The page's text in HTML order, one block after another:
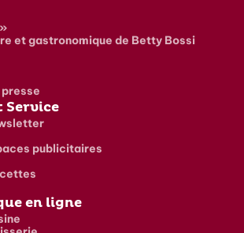
et gastronomique de Betty Bossi
Service
publicitaires
en ligne